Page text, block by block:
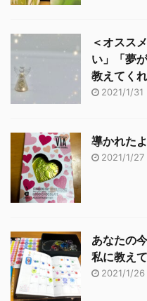
＜オスス
い」「夢
教えてく
2021/1/31
導かれた
2021/1/27
あなたの
私に教え
2021/1/26